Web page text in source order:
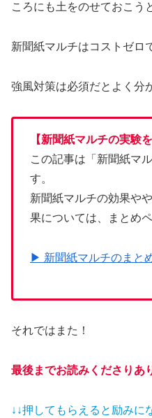
ころにも土をのせておこう
新聞紙マルチはコストゼロ
強風対策は必須だとよく分
【新聞紙マルチの実験
この記事は「新聞紙マ
す。
新聞紙マルチの効果や
果については、まとめ
▶ 新聞紙マルチのまと
それではまた！
最後までお読みくださりあ
↓↓押してもらえると 励みに